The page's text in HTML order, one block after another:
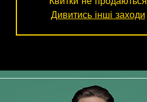
Дивитись інші заходи